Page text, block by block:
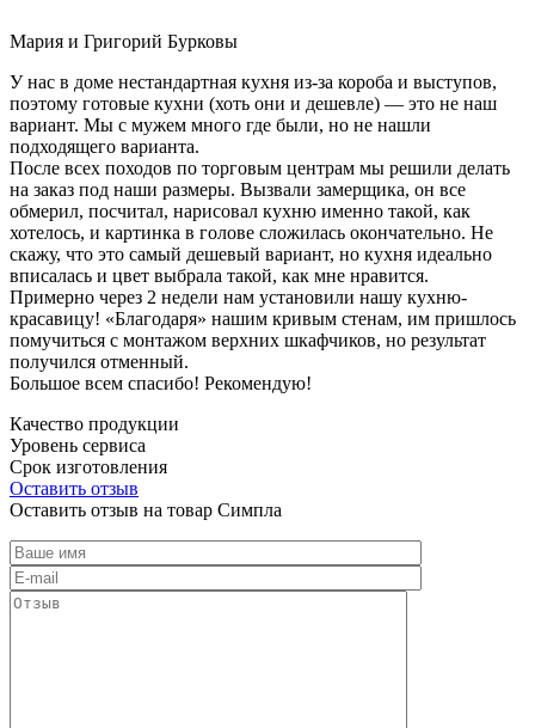
Мария и Григорий Бурковы
У нас в доме нестандартная кухня из-за короба и выступов,
поэтому готовые кухни (хоть они и дешевле) — это не наш
вариант. Мы с мужем много где были, но не нашли
подходящего варианта.
После всех походов по торговым центрам мы решили делать
на заказ под наши размеры. Вызвали замерщика, он все
обмерил, посчитал, нарисовал кухню именно такой, как
хотелось, и картинка в голове сложилась окончательно. Не
скажу, что это самый дешевый вариант, но кухня идеально
вписалась и цвет выбрала такой, как мне нравится.
Примерно через 2 недели нам установили нашу кухню-
красавицу! «Благодаря» нашим кривым стенам, им пришлось
помучиться с монтажом верхних шкафчиков, но результат
получился отменный.
Большое всем спасибо! Рекомендую!
Качество продукции
Уровень сервиса
Срок изготовления
Оставить отзыв
Оставить отзыв на товар Симпла